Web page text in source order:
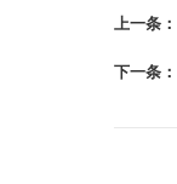
上一条：
下一条：